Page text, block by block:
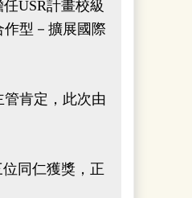
USR計畫校級
型－擴展國際
肯定，此次由
同仁獲獎，正